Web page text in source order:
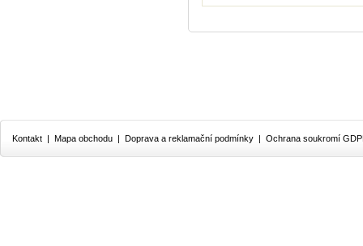
Kontakt | Mapa obchodu | Doprava a reklamační podmínky | Ochrana soukromí